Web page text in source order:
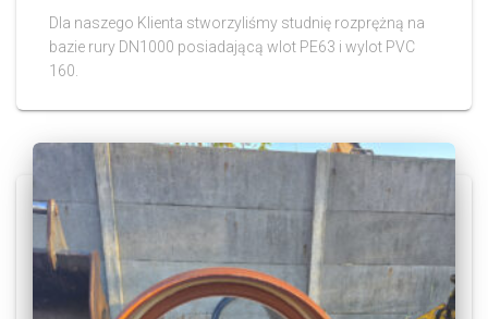
Dla naszego Klienta stworzyliśmy studnię rozprężną na
bazie rury DN1000 posiadającą wlot PE63 i wylot PVC
160.